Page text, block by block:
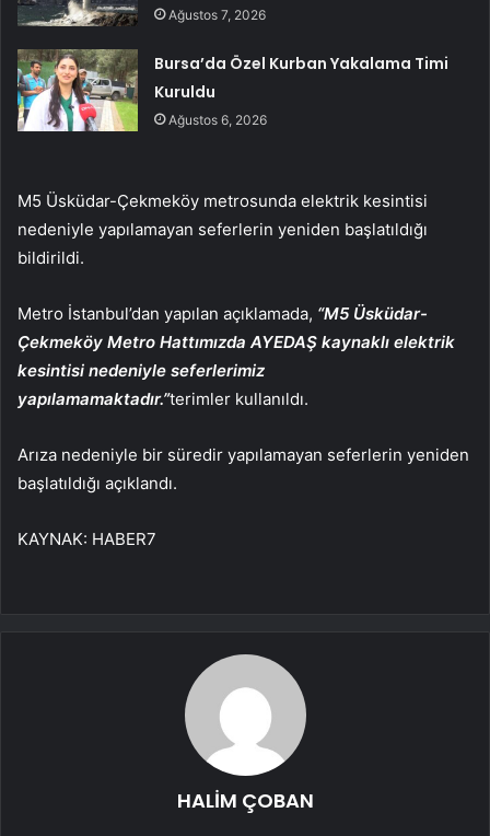
Ağustos 7, 2026
Bursa’da Özel Kurban Yakalama Timi
Kuruldu
Ağustos 6, 2026
M5 Üsküdar-Çekmeköy metrosunda elektrik kesintisi
nedeniyle yapılamayan seferlerin yeniden başlatıldığı
bildirildi.
Metro İstanbul’dan yapılan açıklamada, “M5 Üsküdar-
Çekmeköy Metro Hattımızda AYEDAŞ kaynaklı elektrik
kesintisi nedeniyle seferlerimiz
yapılamamaktadır.”terimler kullanıldı.
Arıza nedeniyle bir süredir yapılamayan seferlerin yeniden
başlatıldığı açıklandı.
KAYNAK: HABER7
HALİM ÇOBAN